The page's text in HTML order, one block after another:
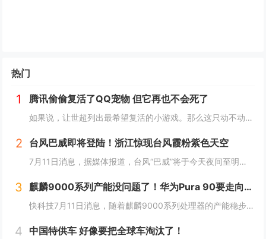
热门
1 腾讯偷偷复活了QQ宠物 但它再也不会死了
如果说，让世超列出最希望复活的小游戏。那么这只动不动就要死，上点班就喊累的胖企鹅，绝对可以排到前列。而就在一个月前，QQ 似乎准备让它回归了。内测上线了全新的 QQ 宠物功能。腾讯偷偷复活了QQ宠物 但它再也不会死了读到这，是不是不少人已经...
2 台风巴威即将登陆！浙江惊现台风霞粉紫色天空
7月11日消息，据媒体报道，台风“巴威”将于今天夜间至明天凌晨在浙江温岭至瑞安一带沿海登陆。中央气象台今天傍晚继续发布台风橙色预警。受台风巴威影响，目前浙江温州洞头风力逐渐增强，当地已发布海浪红色预警，沿海地区防御等级持续提升。值得一提的是...
3 麒麟9000系列产能没问题了！华为Pura 90要走向全球 7月14吉隆坡见
快科技7月11日消息，随着麒麟9000系列处理器的产能稳步释放，华为旗下多款搭载自研旗舰芯片的机型也开始加速向海外市场推进铺货，此前仅在国内市场供应的影像旗舰序列，正式开启大规模出海节奏。现在定位高端旗舰的Pura 90s Pro系列已经率...
4 中国特供车 好像要把全球车淘汰了！